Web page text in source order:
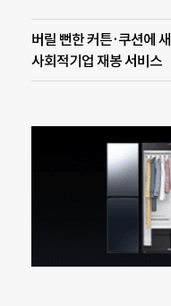
버릴 뻔한 커튼·쿠션에
사회적기업 재봉 서비스